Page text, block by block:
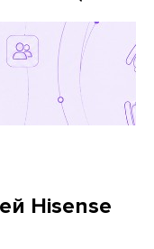
Hisense